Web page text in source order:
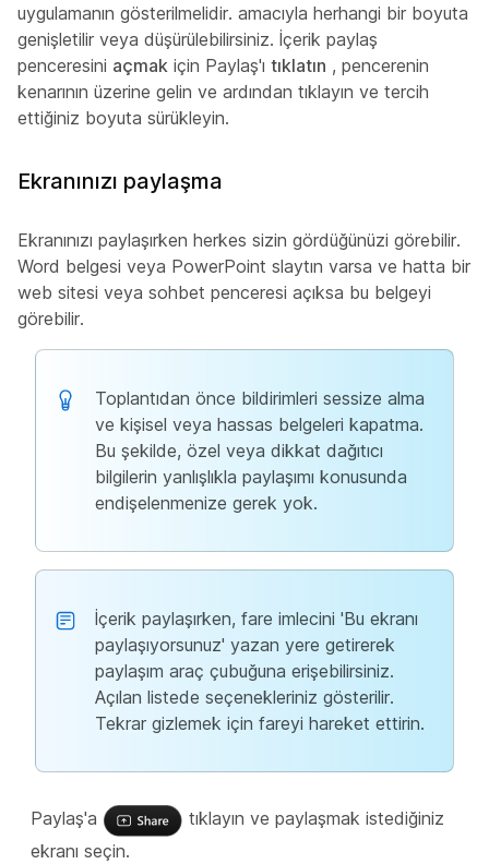
uygulamanın gösterilmelidir. amacıyla herhangi bir boyuta
genişletilir veya düşürülebilirsiniz. İçerik paylaş
penceresini açmak için Paylaş'ı tıklatın , pencerenin
kenarının üzerine gelin ve ardından tıklayın ve tercih
ettiğiniz boyuta sürükleyin.
Ekranınızı paylaşma
Ekranınızı paylaşırken herkes sizin gördüğünüzi görebilir.
Word belgesi veya PowerPoint slaytın varsa ve hatta bir
web sitesi veya sohbet penceresi açıksa bu belgeyi
görebilir.
Toplantıdan önce bildirimleri sessize alma
ve kişisel veya hassas belgeleri kapatma.
Bu şekilde, özel veya dikkat dağıtıcı
bilgilerin yanlışlıkla paylaşımı konusunda
endişelenmenize gerek yok.
İçerik paylaşırken, fare imlecini 'Bu ekranı
paylaşıyorsunuz' yazan yere getirerek
paylaşım araç çubuğuna erişebilirsiniz.
Açılan listede seçenekleriniz gösterilir.
Tekrar gizlemek için fareyi hareket ettirin.
Paylaş'a
tıklayın ve paylaşmak istediğiniz
ekranı seçin.